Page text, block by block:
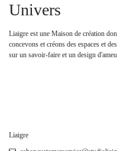
Univers
Liaigre est une Maison de création
concevons et créons des espaces et
sur un savoir-faire et un design
Liaigre